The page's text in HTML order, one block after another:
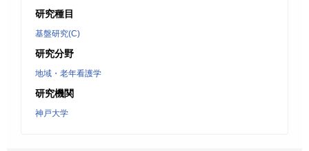
研究種目
基盤研究(C)
研究分野
地域・老年看護学
研究機関
神戸大学